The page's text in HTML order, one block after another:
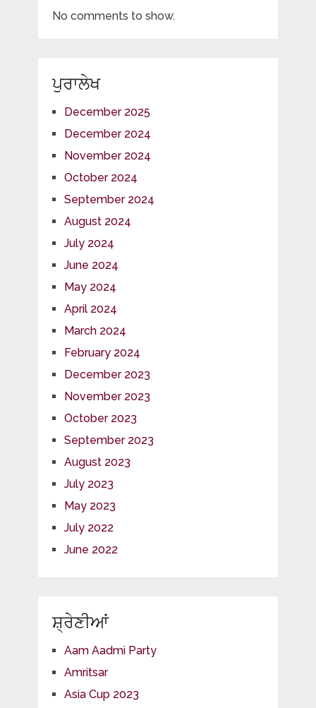
No comments to show.
ਪੁਰਾਲੇਖ
December 2025
December 2024
November 2024
October 2024
September 2024
August 2024
July 2024
June 2024
May 2024
April 2024
March 2024
February 2024
December 2023
November 2023
October 2023
September 2023
August 2023
July 2023
May 2023
July 2022
June 2022
ਸ਼੍ਰੇਣੀਆਂ
Aam Aadmi Party
Amritsar
Asia Cup 2023